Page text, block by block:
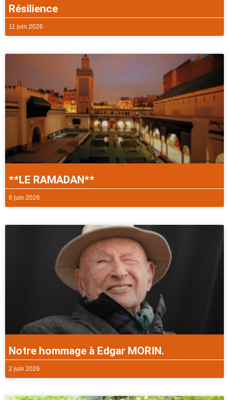
Résilience
11 juin 2026
**LE RAMADAN**
8 juin 2026
Notre hommage à Edgar MORIN.
2 juin 2026